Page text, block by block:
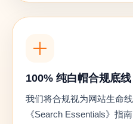
100% 纯白帽合规底线
我们将合规视为网站生命
《Search Essentials》指